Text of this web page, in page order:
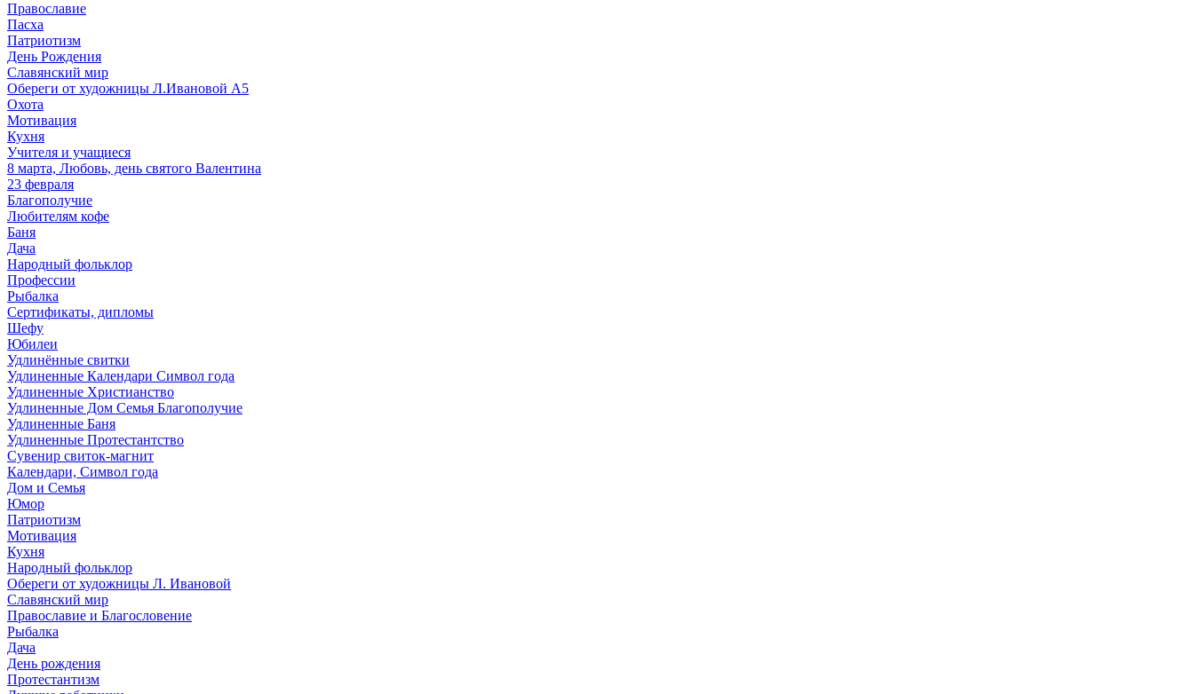
Православие
Пасха
Патриотизм
День Рождения
Славянский мир
Обереги от художницы Л.Ивановой А5
Охота
Мотивация
Кухня
Учителя и учащиеся
8 марта, Любовь, день святого Валентина
23 февраля
Благополучие
Любителям кофе
Баня
Дача
Народный фольклор
Профессии
Рыбалка
Сертификаты, дипломы
Шефу
Юбилеи
Удлинённые свитки
Удлиненные Календари Символ года
Удлиненные Христианство
Удлиненные Дом Семья Благополучие
Удлиненные Баня
Удлиненные Протестантство
Сувенир свиток-магнит
Календари, Символ года
Дом и Семья
Юмор
Патриотизм
Мотивация
Кухня
Народный фольклор
Обереги от художницы Л. Ивановой
Славянский мир
Православие и Благословение
Рыбалка
Дача
День рождения
Протестантизм